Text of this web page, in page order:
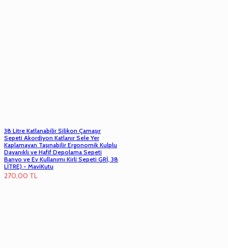
38 Litre Katlanabilir Silikon Çamaşır
Sepeti Akordiyon Katlanır Sele Yer
Kaplamayan Taşınabilir Ergonomik Kulplu
Dayanıklı ve Hafif Depolama Sepeti
Banyo ve Ev Kullanımı Kirli Sepeti GRİ, 38
LİTRE) - MaviKutu
270,00 TL